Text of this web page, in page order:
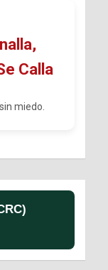
Calla
miedo.